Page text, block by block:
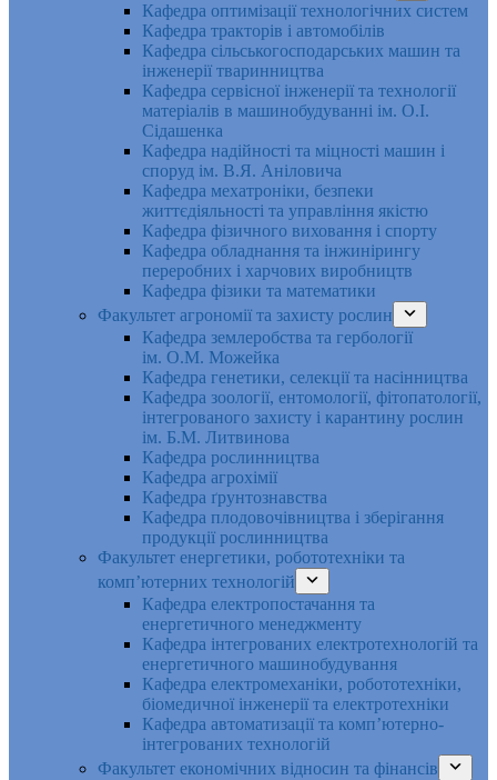
Кафедра оптимізації технологічних систем
Кафедра тракторів і автомобілів
Кафедра сільськогосподарських машин та
інженерії тваринництва
Кафедра cервісної інженерії та технології
матеріалів в машинобудуванні ім. О.І.
Сідашенка
Кафедра надійності та міцності машин і
споруд ім. В.Я. Аніловича
Кафедра мехатроніки, безпеки
життєдіяльності та управління якістю
Кафедра фізичного виховання і спорту
Кафедра обладнання та інжинірингу
переробних і харчових виробництв
Кафедра фізики та математики
Факультет агрономії та захисту рослин
Кафедра землеробства та гербології
ім. О.М. Можейка
Кафедра генетики, селекції та насінництва
Кафедра зоології, ентомології, фітопатології,
інтегрованого захисту і карантину рослин
ім. Б.М. Литвинова
Кафедра рослинництва
Кафедра агрохімії
Кафедра ґрунтознавства
Кафедра плодовочівництва і зберігання
продукції рослинництва
Факультет енергетики, робототехніки та
комп’ютерних технологій
Кафедра електропостачання та
енергетичного менеджменту
Кафедра інтегрованих електротехнологій та
енергетичного машинобудування
Кафедра електромеханіки, робототехніки,
біомедичної інженерії та електротехніки
Кафедра автоматизації та комп’ютерно-
інтегрованих технологій
Факультет економічних відносин та фінансів